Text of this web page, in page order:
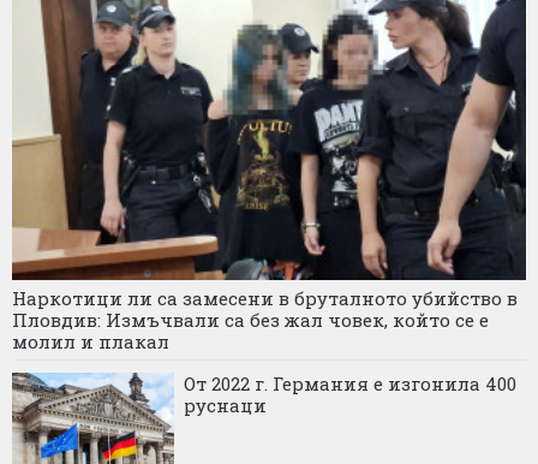
Наркотици ли са замесени в бруталното убийство в
Пловдив: Измъчвали са без жал човек, който се е
молил и плакал
От 2022 г. Германия е изгонила 400
руснаци